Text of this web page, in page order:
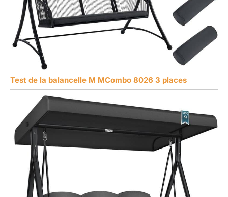
Test de la balancelle M MCombo 8026 3 places